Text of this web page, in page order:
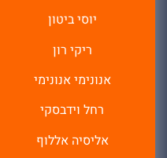
יוסי ביטון
ריקי רון
אנונימי אנונימי
רחל וידבסקי
אליסיה אללוף